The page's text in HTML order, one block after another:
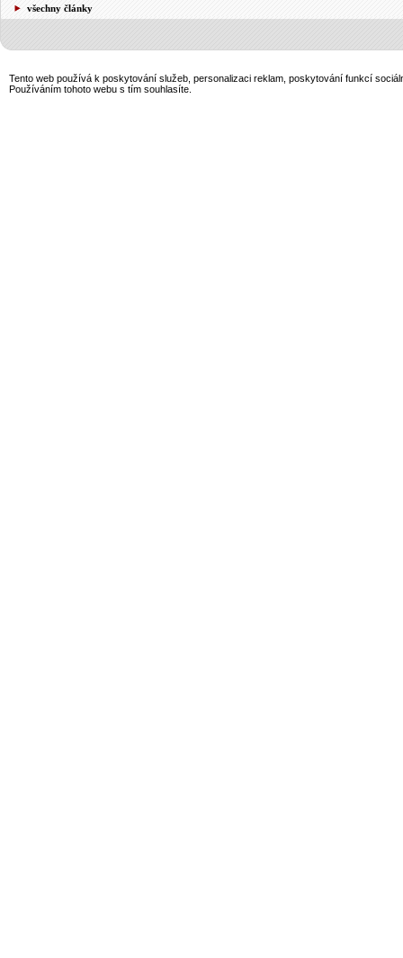
všechny články
Tento web používá k poskytování služeb, personalizaci reklam, poskytování funkcí
Používáním tohoto webu s tím souhlasíte.